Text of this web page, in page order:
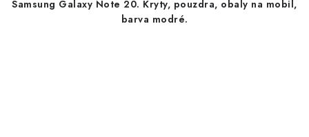
Samsung Galaxy Note 20. Kryty, pouzdra, obaly na mobil,
barva modré.